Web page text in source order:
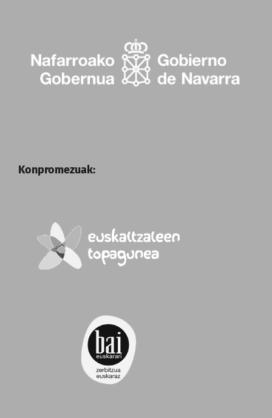
Konpromezuak: